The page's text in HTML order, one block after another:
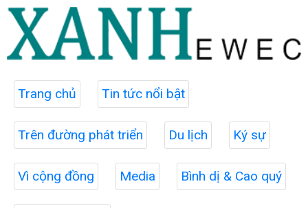
Trang chủ Tin tức nổi bật
Trên đường phát triển Du lịch Ký sự
Vì cộng đồng Media Bình dị & Cao quý